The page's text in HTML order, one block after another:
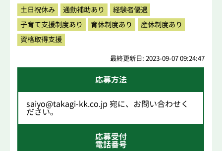
土日祝休み 通勤補助あり
経験者優遇
子育て支援制度あり
育休制度あり
産休制度あり
資格取得支援
最終更新日: 2023-09-07 09:24:47
応募方法
saiyo@takagi-kk.co.jp 宛に、お問い合わせく
ださい。
応募受付
電話番号